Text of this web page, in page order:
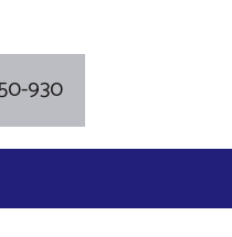
930